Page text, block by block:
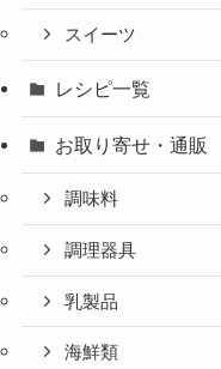
スイーツ
レシピ一覧
お取り寄せ・通販
調味料
調理器具
乳製品
海鮮類